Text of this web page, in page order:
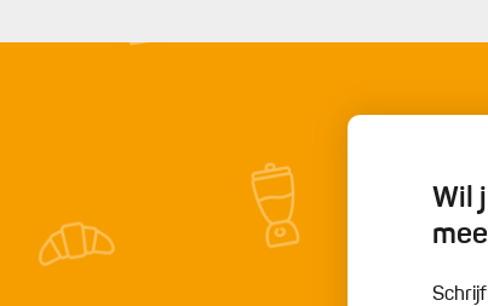
Wil